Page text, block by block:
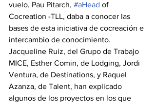
vuelo, Pau Pitarch, #aHead of
Cocreation -TLL, daba a conocer las
bases de esta iniciativa de cocreación e
intercambio de conocimiento.
Jacqueline Ruiz, del Grupo de Trabajo
MICE, Esther Comin, de Lodging, Jordi
Ventura, de Destinations, y Raquel
Azanza, de Talent, han explicado
algunos de los proyectos en los que